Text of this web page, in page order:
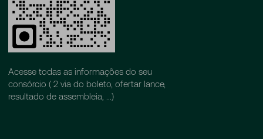
Acesse todas as informações do seu
consórcio ( 2 via do boleto, ofertar lance,
resultado de assembleia, ...)